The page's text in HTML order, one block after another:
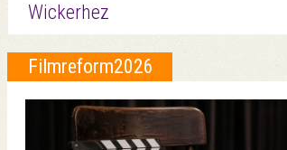
Wickerhez
Filmreform2026